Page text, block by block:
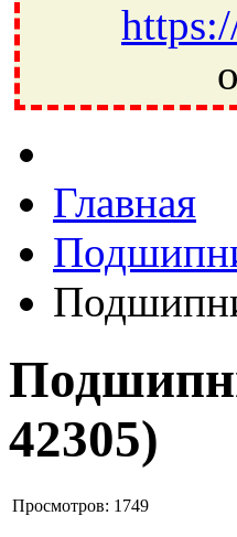
Ивантеевка, подшипники,
Главная
42305)
Просмотров: 1749